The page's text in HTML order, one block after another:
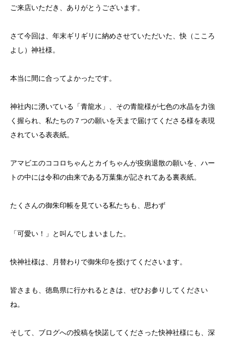
ご来店いただき、ありがとうございます。
さて今回は、年末ギリギリに納めさせていただいた、快（こころ
よし）神社様。
本当に間に合ってよかったです。
神社内に湧いている「青龍水」、その青龍様が七色の水晶を力強
く握られ、私たちの７つの願いを天まで届けてくださる様を表現
されている表表紙。
アマビエのココロちゃんとカイちゃんが疫病退散の願いを、ハー
トの中には令和の由来である万葉集が記されてある裏表紙。
たくさんの御朱印帳を見ている私たちも、思わず
「可愛い！」と叫んでしまいました。
快神社様は、月替わりで御朱印を授けてくださいます。
皆さまも、徳島県に行かれるときは、ぜひお参りしてください
ね。
そして、ブログへの投稿を快諾してくださった快神社様にも、深